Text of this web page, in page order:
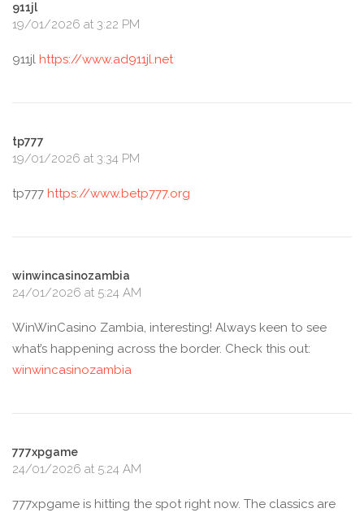
911jl
19/01/2026 at 3:22 PM
911jl https://www.ad911jl.net
tp777
19/01/2026 at 3:34 PM
tp777 https://www.betp777.org
winwincasinozambia
24/01/2026 at 5:24 AM
WinWinCasino Zambia, interesting! Always keen to see
what’s happening across the border. Check this out:
winwincasinozambia
777xpgame
24/01/2026 at 5:24 AM
777xpgame is hitting the spot right now. The classics are